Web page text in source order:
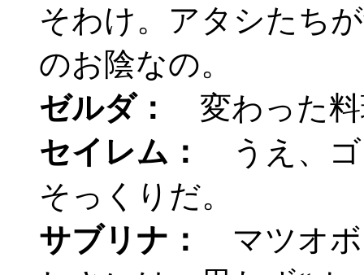
そわけ。アタシたち
のお陰なの。
ゼルダ：
変わった料
セイレム：
うえ、ゴ
そっくりだ。
サブリナ：
マツオボ